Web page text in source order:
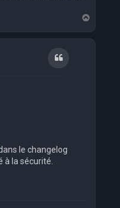
a
Citation
le changelog
la sécurité.